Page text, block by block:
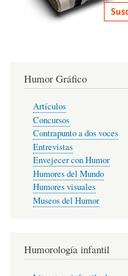
Humor Gráfico
Artículos
Concursos
Contrapunto a dos voces
Entrevistas
Envejecer con Humor
Humores del Mundo
Humores visuales
Museos del Humor
Humorología infantil